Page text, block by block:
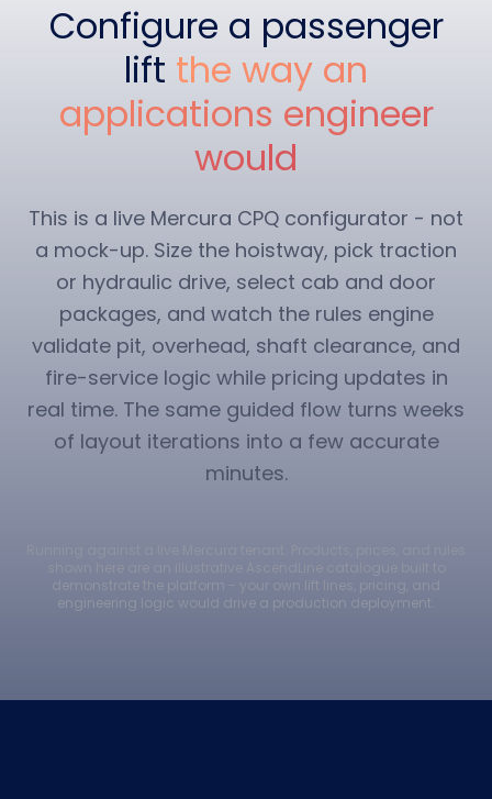
Configure a passenger
lift the way an
applications engineer
would
This is a live Mercura CPQ configurator - not
a mock-up. Size the hoistway, pick traction
or hydraulic drive, select cab and door
packages, and watch the rules engine
validate pit, overhead, shaft clearance, and
fire-service logic while pricing updates in
real time. The same guided flow turns weeks
of layout iterations into a few accurate
minutes.
demonstrate the platform - your own lift lines, pricing, and
engineering logic would drive a production deployment.